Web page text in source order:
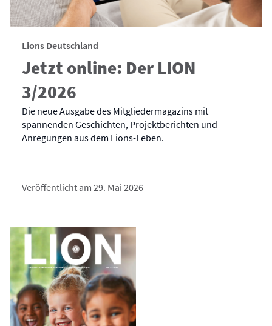
Lions Deutschland
Jetzt online: Der LION
3/2026
Die neue Ausgabe des Mitgliedermagazins mit
spannenden Geschichten, Projektberichten und
Anregungen aus dem Lions-Leben.
Veröffentlicht am 29. Mai 2026